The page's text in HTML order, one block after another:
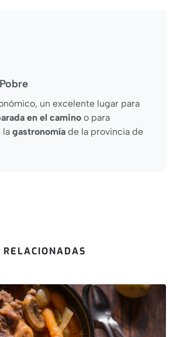
un excelente lugar para
en el camino o para
la gastronomía de la provincia de